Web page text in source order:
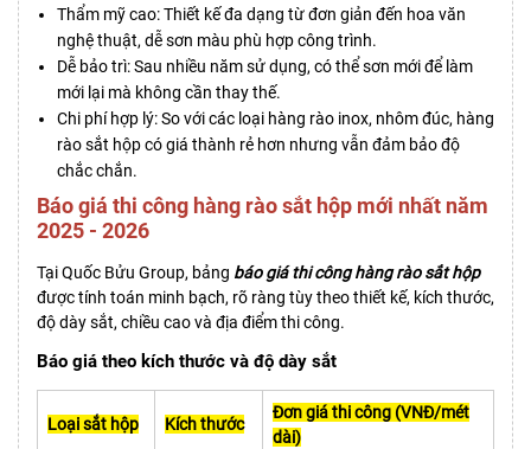
Thẩm mỹ cao: Thiết kế đa dạng từ đơn giản đến hoa văn
nghệ thuật, dễ sơn màu phù hợp công trình.
Dễ bảo trì: Sau nhiều năm sử dụng, có thể sơn mới để làm
mới lại mà không cần thay thế.
Chi phí hợp lý: So với các loại hàng rào inox, nhôm đúc, hàng
rào sắt hộp có giá thành rẻ hơn nhưng vẫn đảm bảo độ
chắc chắn.
Báo giá thi công hàng rào sắt hộp mới nhất năm
2025 - 2026
Tại Quốc Bửu Group, bảng báo giá thi công hàng rào sắt hộp
được tính toán minh bạch, rõ ràng tùy theo thiết kế, kích thước,
độ dày sắt, chiều cao và địa điểm thi công.
Báo giá theo kích thước và độ dày sắt
Loại sắt hộp Kích thước
Đơn giá thi công (VNĐ/mét
dài)